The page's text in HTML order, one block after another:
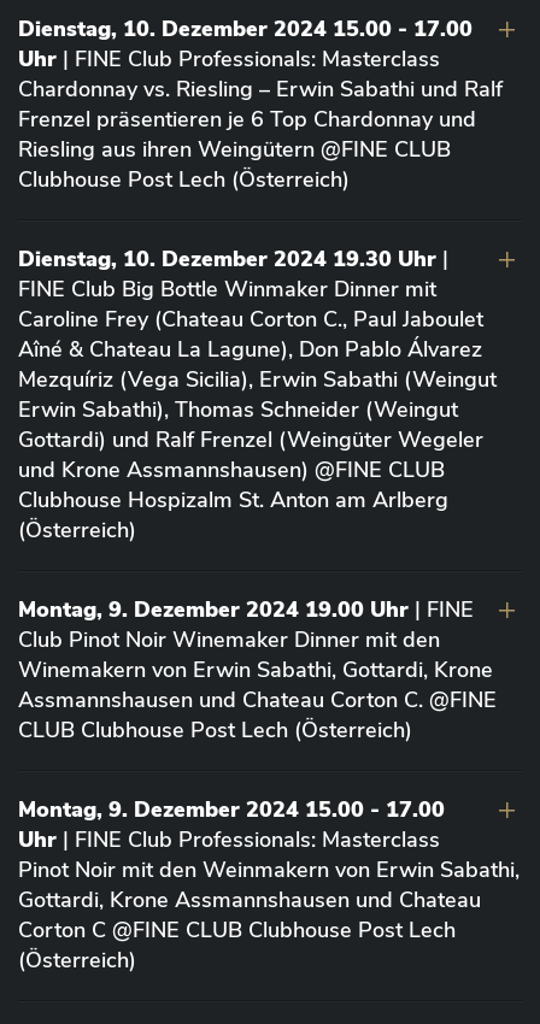
Dienstag, 10. Dezember 2024 15.00 - 17.00
Uhr | FINE Club Professionals: Masterclass
Chardonnay vs. Riesling – Erwin Sabathi und Ralf
Frenzel präsentieren je 6 Top Chardonnay und
Riesling aus ihren Weingütern @FINE CLUB
Clubhouse Post Lech (Österreich)
Dienstag, 10. Dezember 2024 19.30 Uhr |
FINE Club Big Bottle Winmaker Dinner mit
Caroline Frey (Chateau Corton C., Paul Jaboulet
Aîné & Chateau La Lagune), Don Pablo Álvarez
Mezquíriz (Vega Sicilia), Erwin Sabathi (Weingut
Erwin Sabathi), Thomas Schneider (Weingut
Gottardi) und Ralf Frenzel (Weingüter Wegeler
und Krone Assmannshausen) @FINE CLUB
Clubhouse Hospizalm St. Anton am Arlberg
(Österreich)
Montag, 9. Dezember 2024 19.00 Uhr | FINE
Club Pinot Noir Winemaker Dinner mit den
Winemakern von Erwin Sabathi, Gottardi, Krone
Assmannshausen und Chateau Corton C. @FINE
CLUB Clubhouse Post Lech (Österreich)
Montag, 9. Dezember 2024 15.00 - 17.00
Uhr | FINE Club Professionals: Masterclass
Pinot Noir mit den Weinmakern von Erwin Sabathi,
Gottardi, Krone Assmannshausen und Chateau
Corton C @FINE CLUB Clubhouse Post Lech
(Österreich)